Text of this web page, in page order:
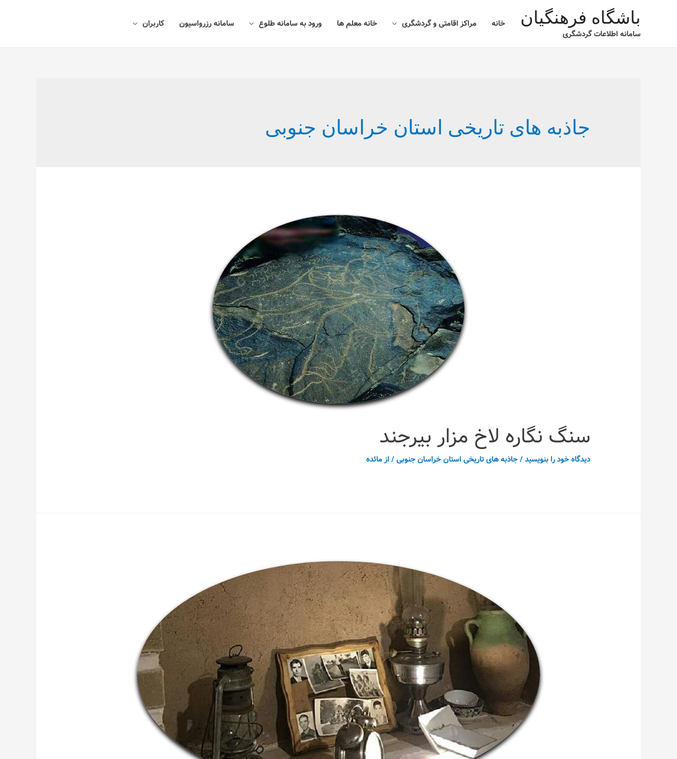
باشگاه فرهنگیان
سامانه اطلاعات گردشگری
خانه مراکز اقامتی و گردشگری خانه معلم ها ورود به سامانه طلوع سامانه رزرواسیون کاربران
جاذبه های تاریخی استان خراسان جنوبی
سنگ نگاره لاخ مزار بیرجند
دیدگاه‌ خود را بنویسید/جاذبه های تاریخی استان خراسان جنوبی/ ازمائده